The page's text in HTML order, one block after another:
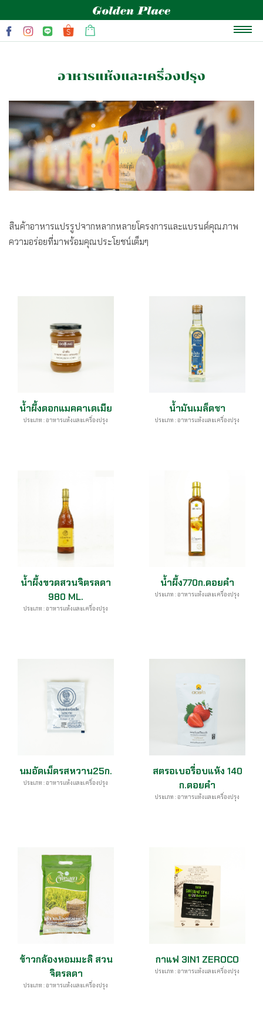
เกี่ยวกับเรา
แบรนด์
สินค้าและโปรโมชั่น
บทความสุขภาพ
ติดต่อเรา
อาหารแห้งและเครื่องปรุง
สินค้าอาหารแปรรูปจากหลากหลายโครงการและแบรนด์คุณภาพ
ความอร่อยที่มาพร้อมคุณประโยชน์เต็มๆ
น้ำผึ้งดอกแมคคาเดเมีย
ประเภท : อาหารแห้งและเครื่องปรุง
น้ำมันเมล็ดชา
ประเภท : อาหารแห้งและเครื่องปรุง
น้ำผึ้งขวดสวนจิตรลดา
980 ML.
ประเภท : อาหารแห้งและเครื่องปรุง
น้ำผึ้ง770ก.ดอยคำ
ประเภท : อาหารแห้งและเครื่องปรุง
นมอัดเม็ดรสหวาน25ก.
ประเภท : อาหารแห้งและเครื่องปรุง
สตรอเบอรี่อบแห้ง 140
ก.ดอยคำ
ประเภท : อาหารแห้งและเครื่องปรุง
ข้าวกล้องหอมมะลิ สวน
จิตรลดา
ประเภท : อาหารแห้งและเครื่องปรุง
กาแฟ 3IN1 ZEROCO
ประเภท : อาหารแห้งและเครื่องปรุง